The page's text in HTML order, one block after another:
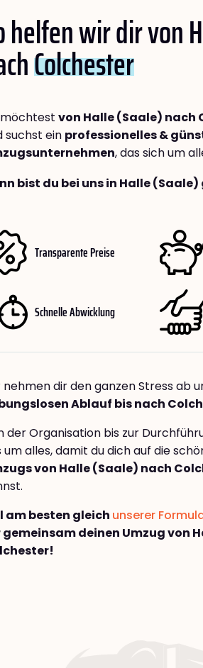
helfen wir dir von
Colchester
von Halle (Saale) nach
suchst ein professionelles &
, das sich um
bist du bei uns in Halle
Transparente Preise
Schnelle Abwicklung
nehmen dir den ganzen Stress ab
Ablauf bis nach
der Organisation bis zur
um alles, damit du dich auf die
von Halle (Saale) nach
am besten gleich unserer
gemeinsam deinen Umzug von